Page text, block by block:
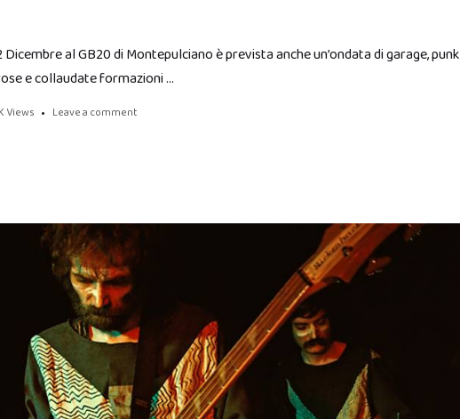
al GB20 di Montepulciano è prevista anche un’ondata di garage, punk
e collaudate formazioni …
Views Leave a comment